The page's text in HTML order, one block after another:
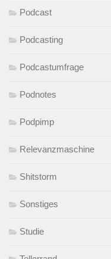
Podcast
Podcasting
Podcastumfrage
Podnotes
Podpimp
Relevanzmaschine
Shitstorm
Sonstiges
Studie